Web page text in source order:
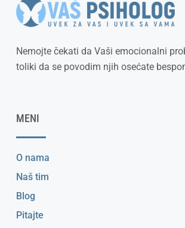
Nemojte čekati da Vaši emocionalni
toliki da se povodim njih osećate
MENI
O nama
Naš tim
Blog
Pitajte